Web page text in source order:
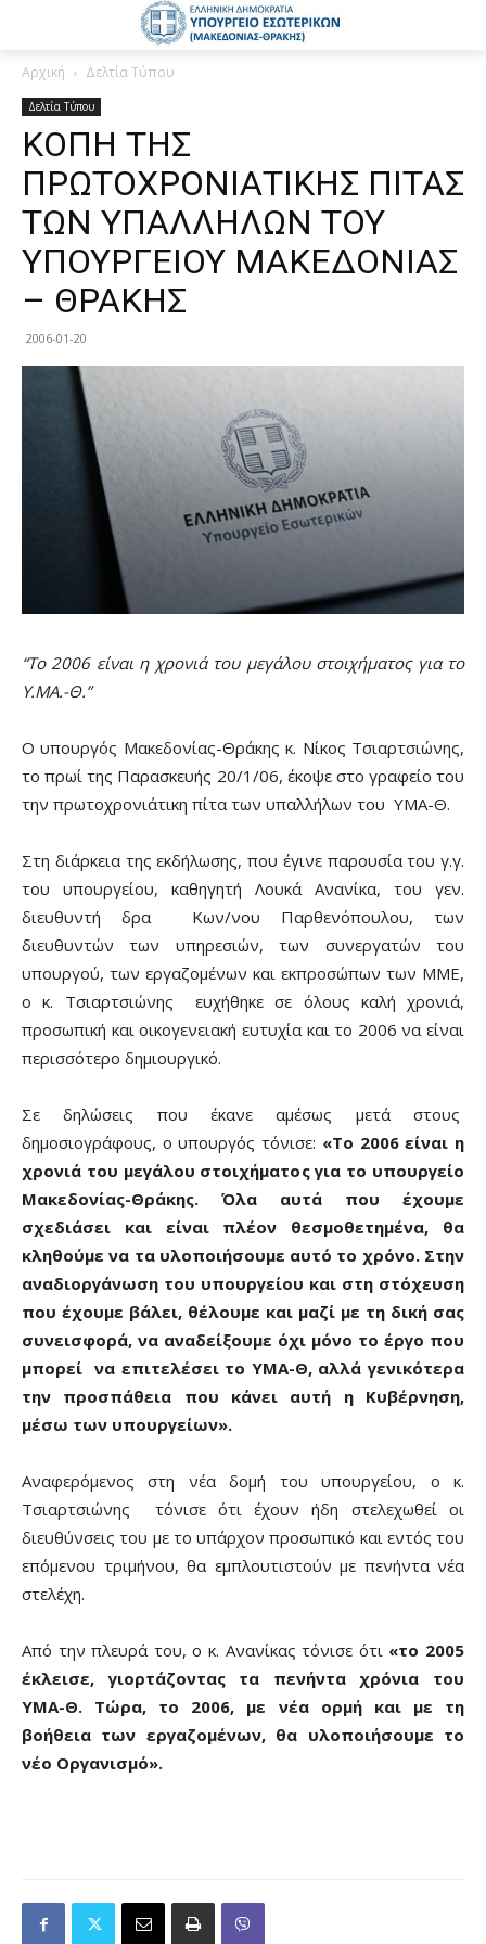
Αρχική Δελτία Τύπου
Δελτία Τύπου
ΚΟΠΗ ΤΗΣ
ΠΡΩΤΟΧΡΟΝΙΑΤΙΚΗΣ ΠΙΤΑΣ
ΤΩΝ ΥΠΑΛΛΗΛΩΝ ΤΟΥ
ΥΠΟΥΡΓΕΙΟΥ ΜΑΚΕΔΟΝΙΑΣ
– ΘΡΑΚΗΣ
2006-01-20
“Το 2006 είναι η χρονιά του μεγάλου στοιχήματος για το
Υ.ΜΑ.-Θ.”
Ο υπουργός Μακεδονίας-Θράκης κ. Νίκος Τσιαρτσιώνης,
το πρωί της Παρασκευής 20/1/06, έκοψε στο γραφείο του
την πρωτοχρονιάτικη πίτα των υπαλλήλων του ΥΜΑ-Θ.
Στη διάρκεια της εκδήλωσης, που έγινε παρουσία του γ.γ.
του υπουργείου, καθηγητή Λουκά Ανανίκα, του γεν.
διευθυντή δρα Κων/νου Παρθενόπουλου, των
διευθυντών των υπηρεσιών, των συνεργατών του
υπουργού, των εργαζομένων και εκπροσώπων των ΜΜΕ,
ο κ. Τσιαρτσιώνης ευχήθηκε σε όλους καλή χρονιά,
προσωπική και οικογενειακή ευτυχία και το 2006 να είναι
περισσότερο δημιουργικό.
Σε δηλώσεις που έκανε αμέσως μετά στους
δημοσιογράφους, ο υπουργός τόνισε: «Το 2006 είναι η
χρονιά του μεγάλου στοιχήματος για το υπουργείο
Μακεδονίας-Θράκης. Όλα αυτά που έχουμε
σχεδιάσει και είναι πλέον θεσμοθετημένα, θα
κληθούμε να τα υλοποιήσουμε αυτό το χρόνο. Στην
αναδιοργάνωση του υπουργείου και στη στόχευση
που έχουμε βάλει, θέλουμε και μαζί με τη δική σας
συνεισφορά, να αναδείξουμε όχι μόνο το έργο που
μπορεί να επιτελέσει το ΥΜΑ-Θ, αλλά γενικότερα
την προσπάθεια που κάνει αυτή η Κυβέρνηση,
μέσω των υπουργείων».
Αναφερόμενος στη νέα δομή του υπουργείου, ο κ.
Τσιαρτσιώνης τόνισε ότι έχουν ήδη στελεχωθεί οι
διευθύνσεις του με το υπάρχον προσωπικό και εντός του
επόμενου τριμήνου, θα εμπλουτιστούν με πενήντα νέα
στελέχη.
Από την πλευρά του, ο κ. Ανανίκας τόνισε ότι «το 2005
έκλεισε, γιορτάζοντας τα πενήντα χρόνια του
ΥΜΑ-Θ. Τώρα, το 2006, με νέα ορμή και με τη
βοήθεια των εργαζομένων, θα υλοποιήσουμε το
νέο Οργανισμό».